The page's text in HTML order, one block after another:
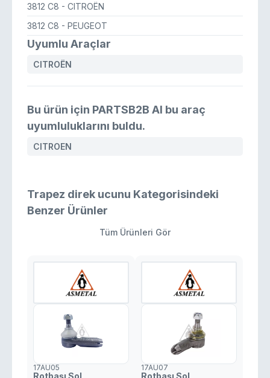
3812 C8 - CITROËN
3812 C8 - PEUGEOT
Uyumlu Araçlar
CITROËN
Bu ürün için PARTSB2B AI bu araç
uyumluluklarını buldu.
CITROEN
Trapez direk ucunu Kategorisindeki
Benzer Ürünler
Tüm Ürünleri Gör
17AU05
Rotbaşı Sol
17AU07
Rotbaşı Sol